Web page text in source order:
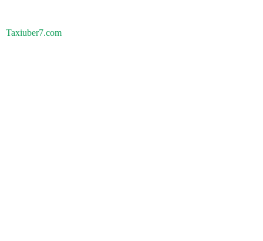
Taxiuber7.com